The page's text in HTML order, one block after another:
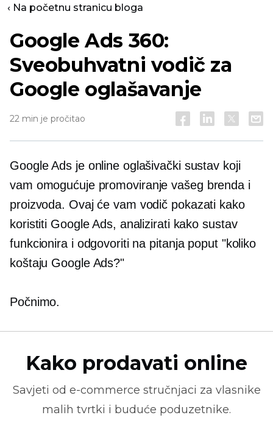
‹ Na početnu stranicu bloga
Google Ads 360:
Sveobuhvatni vodič za
Google oglašavanje
22 min je pročitao
Google Ads je online oglašivački sustav koji
vam omogućuje promoviranje vašeg brenda i
proizvoda. Ovaj će vam vodič pokazati kako
koristiti Google Ads, analizirati kako sustav
funkcionira i odgovoriti na pitanja poput "koliko
koštaju Google Ads?"
Počnimo.
Kako prodavati online
Savjeti od e-commerce stručnjaci za vlasnike
malih tvrtki i buduće poduzetnike.